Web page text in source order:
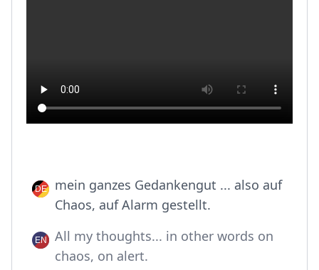
mein ganzes Gedankengut ... also auf
Chaos, auf Alarm gestellt.
All my thoughts... in other words on
chaos, on alert.